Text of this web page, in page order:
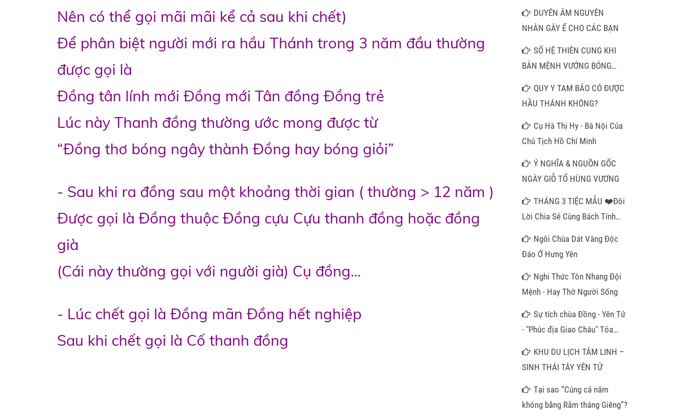
Nên có thể gọi mãi mãi kể cả sau khi chết)
Để phân biệt người mới ra hầu Thánh trong 3 năm đầu thường
được gọi là
Đồng tân lính mới Đồng mới Tân đồng Đồng trẻ
Lúc này Thanh đồng thường ước mong được từ
“Đồng thơ bóng ngây thành Đồng hay bóng giỏi”
- Sau khi ra đồng sau một khoảng thời gian ( thường > 12 năm )
Được gọi là Đồng thuộc Đồng cựu Cựu thanh đồng hoặc đồng
già
(Cái này thường gọi với người già) Cụ đồng…
- Lúc chết gọi là Đồng mãn Đồng hết nghiệp
Sau khi chết gọi là Cố thanh đồng
thăm pho tượng đá trong am
DUYÊN ÂM NGUYÊN
NHÂN GÂY Ế CHO CÁC BẠN
SỐ HỆ THIÊN CUNG KHI
BẢN MỆNH VƯỚNG BÓNG
CÀN KHÔN VÀ LỜI GIẢI MÃ
CHO NHỮNG TRUÂN CHUYÊN
QUY Y TAM BẢO CÓ ĐƯỢC
HẦU THÁNH KHÔNG?
Cụ Hà Thị Hy - Bà Nội Của
Chủ Tịch Hồ Chí Minh
Ý NGHĨA & NGUỒN GỐC
NGÀY GIỖ TỔ HÙNG VƯƠNG
THÁNG 3 TIỆC MẪU ❤️Đôi
Lời Chia Sẻ Cùng Bách Tính
Ngôi Chùa Dát Vàng Độc
Đáo Ở Hưng Yên
Nghi Thức Tôn Nhang Đội
Mệnh - Hay Thờ Người Sống
Sự tích chùa Đồng - Yên Tử
- "Phúc địa Giao Châu" Tỏa
KHU DU LỊCH TÂM LINH –
SINH THÁI TÂY YÊN TỬ
Tại sao “Cúng cả năm
không bằng Rằm tháng Giêng”?